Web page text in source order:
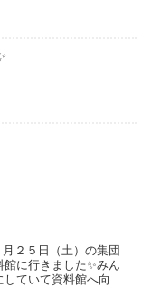
２５日（土）の集団
に行きました✨みん
していて資料館へ向か